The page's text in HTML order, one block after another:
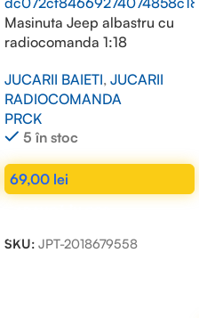
Masinuta Jeep albastru cu
radiocomanda 1:18
JUCARII BAIETI, JUCARII
RADIOCOMANDA
PRCK
5 în stoc
69,00 lei
SKU: JPT-2018679558